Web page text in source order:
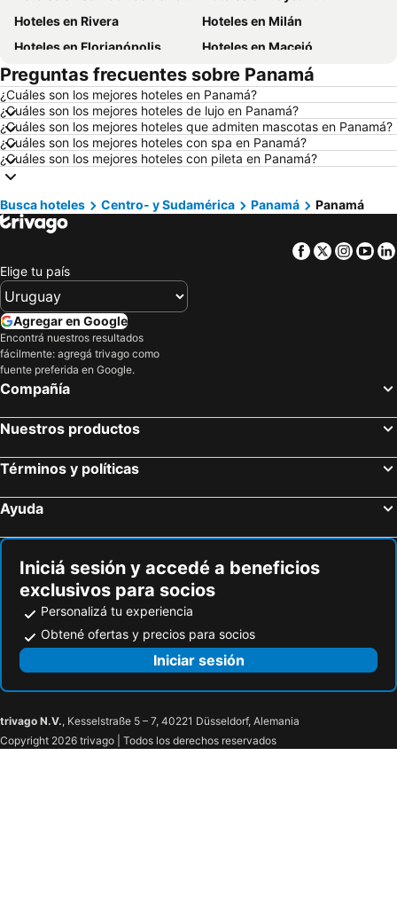
Hoteles en Rivera
Hoteles en Milán
Hoteles en Florianópolis
Hoteles en Maceió
Hoteles en Mendoza Capital
Hoteles en Roma
Hoteles en Petrópolis
Hoteles en Punta del Diablo
Hoteles en Miami Beach
Hoteles en Canela
Hoteles en Chuy
Hoteles en Berlín
Hoteles en Santiago de Chile
Hoteles en Brasil
Hoteles en Florida
Hoteles en Aruba
Hoteles en Mallorca
Hoteles en Asunción
Hoteles en Departamento de Colonia
Hoteles en Algarve
Hoteles en Isla Samana
Hoteles en Costa Rica
Preguntas frecuentes sobre Panamá
¿Cuáles son los mejores hoteles en Panamá?
¿Cuáles son los mejores hoteles de lujo en Panamá?
¿Cuáles son los mejores hoteles que admiten mascotas en Panamá?
¿Cuáles son los mejores hoteles con spa en Panamá?
¿Cuáles son los mejores hoteles con pileta en Panamá?
Busca hoteles Centro- y Sudamérica Panamá Panamá
Facebook
Twitter
Elige tu país
Agregar en Google
Encontrá nuestros resultados
fácilmente: agregá trivago como
fuente preferida en Google.
Compañía
Nuestros productos
Términos y políticas
Ayuda
Iniciá sesión y accedé a beneficios
exclusivos para socios
Personalizá tu experiencia
Obtené ofertas y precios para socios
Iniciar sesión
trivago N.V., Kesselstraße 5 – 7, 40221 Düsseldorf, Alemania
Copyright 2026 trivago | Todos los derechos reservados